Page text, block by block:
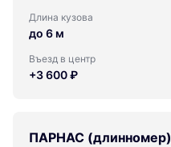
Длина кузова
до 6 м
Въезд в центр
+3 600 ₽
ПАРНАС (длинномер)